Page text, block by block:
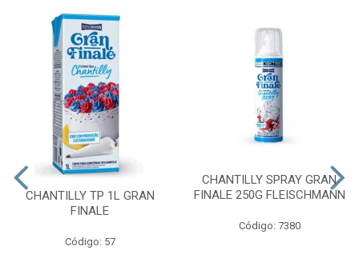
CHANTILLY TP 1L GRAN
FINALE
Código: 57
CHANTILLY SPRAY GRAN
FINALE 250G FLEISCHMANN
Código: 7380